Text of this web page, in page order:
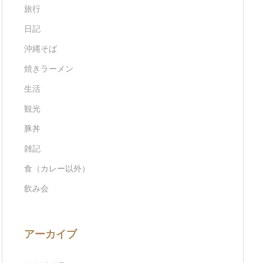
旅行
日記
沖縄そば
焼きラーメン
生活
観光
豚丼
雑記
食（カレー以外）
飲み会
アーカイブ